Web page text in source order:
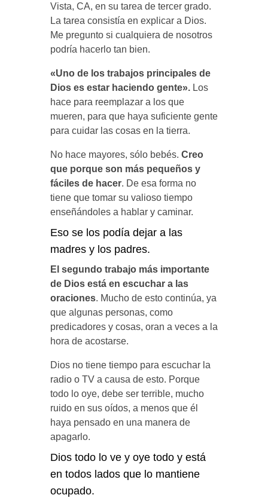
Vista, CA, en su tarea de tercer grado.
La tarea consistía en explicar a Dios.
Me pregunto si cualquiera de nosotros
podría hacerlo tan bien.
«Uno de los trabajos principales de
Dios es estar haciendo gente». Los
hace para reemplazar a los que
mueren, para que haya suficiente gente
para cuidar las cosas en la tierra.
No hace mayores, sólo bebés. Creo
que porque son más pequeños y
fáciles de hacer. De esa forma no
tiene que tomar su valioso tiempo
enseñándoles a hablar y caminar.
Eso se los podía dejar a las
madres y los padres.
El segundo trabajo más importante
de Dios está en escuchar a las
oraciones. Mucho de esto continúa, ya
que algunas personas, como
predicadores y cosas, oran a veces a la
hora de acostarse.
Dios no tiene tiempo para escuchar la
radio o TV a causa de esto. Porque
todo lo oye, debe ser terrible, mucho
ruido en sus oídos, a menos que él
haya pensado en una manera de
apagarlo.
Dios todo lo ve y oye todo y está
en todos lados que lo mantiene
ocupado.